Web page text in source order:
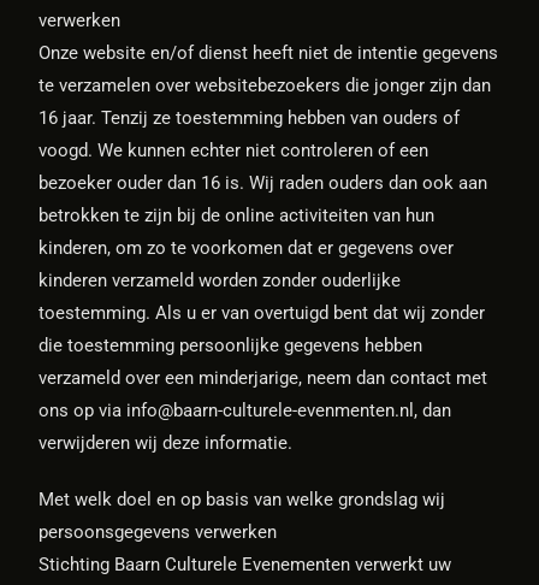
verwerken
Onze website en/of dienst heeft niet de intentie gegevens
te verzamelen over websitebezoekers die jonger zijn dan
16 jaar. Tenzij ze toestemming hebben van ouders of
voogd. We kunnen echter niet controleren of een
bezoeker ouder dan 16 is. Wij raden ouders dan ook aan
betrokken te zijn bij de online activiteiten van hun
kinderen, om zo te voorkomen dat er gegevens over
kinderen verzameld worden zonder ouderlijke
toestemming. Als u er van overtuigd bent dat wij zonder
die toestemming persoonlijke gegevens hebben
verzameld over een minderjarige, neem dan contact met
ons op via info@baarn-culturele-evenmenten.nl, dan
verwijderen wij deze informatie.
Met welk doel en op basis van welke grondslag wij
persoonsgegevens verwerken
Stichting Baarn Culturele Evenementen verwerkt uw